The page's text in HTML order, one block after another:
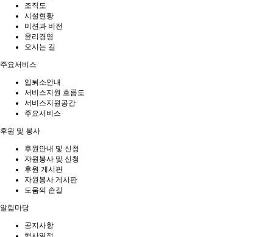
조직도
시설현황
미션과 비전
윤리경영
오시는 길
주요서비스
입퇴소안내
서비스지원 흐름도
서비스지원공간
주요서비스
후원 및 봉사
후원안내 및 신청
자원봉사 및 신청
후원 게시판
자원봉사 게시판
도움의 손길
알림마당
공지사항